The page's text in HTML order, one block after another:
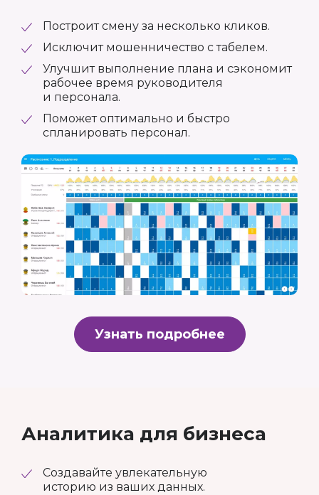
Построит смену за несколько кликов.
Исключит мошенничество с табелем.
Улучшит выполнение плана и сэкономит
рабочее время руководителя
и персонала.
Поможет оптимально и быстро
спланировать персонал.
Узнать подробнее
Аналитика для бизнеса
Создавайте увлекательную
историю из ваших данных.